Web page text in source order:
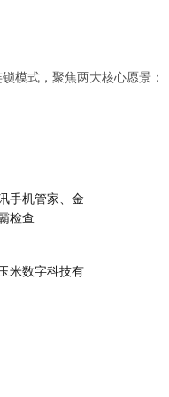
模式，聚焦两大核心愿景：
双优生活！
手机管家、金
检查
米数字科技有